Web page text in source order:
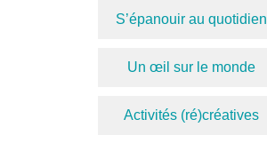
S’épanouir au quotidien
Un œil sur le monde
Activités (ré)créatives